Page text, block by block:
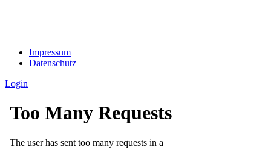
Impressum
Datenschutz
Login